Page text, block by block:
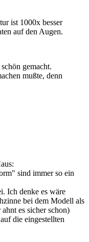
ist 1000x besser
auf den Augen.
gemacht.
mußte, denn
sind immer so ein
Ich denke es wäre
bei dem Modell als
es sicher schon)
die eingestellten